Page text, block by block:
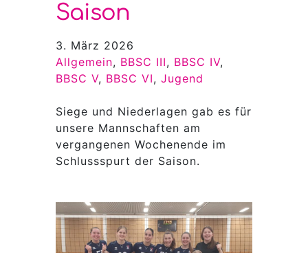
Saison
3. März 2026
Allgemein, BBSC III, BBSC IV
BBSC V, BBSC VI, Jugend
Siege und Niederlagen gab es für
unsere Mannschaften am
vergangenen Wochenende im
Schlussspurt der Saison.